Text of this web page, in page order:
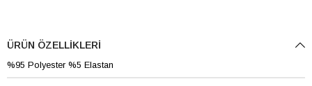
ÜRÜN ÖZELLIKLERI
%95 Polyester %5 Elastan